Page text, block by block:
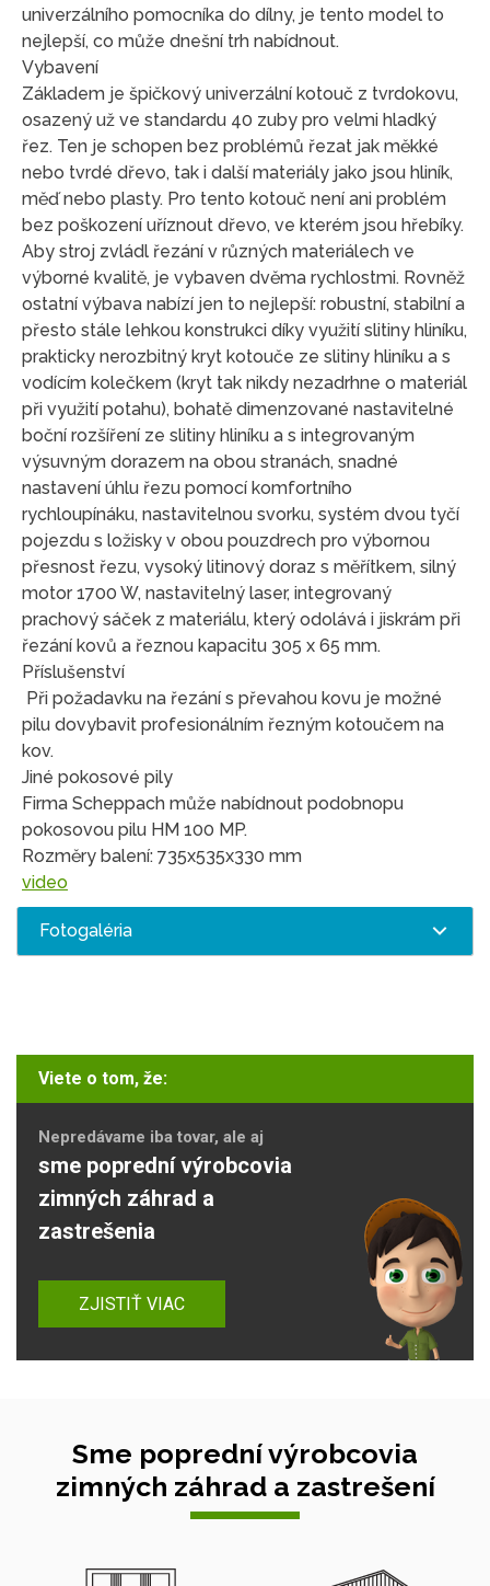
univerzálního pomocníka do dílny, je tento model to
nejlepší, co může dnešní trh nabídnout.
Vybavení
Základem je špičkový univerzální kotouč z tvrdokovu,
osazený už ve standardu 40 zuby pro velmi hladký
řez. Ten je schopen bez problémů řezat jak měkké
nebo tvrdé dřevo, tak i další materiály jako jsou hliník,
měď nebo plasty. Pro tento kotouč není ani problém
bez poškození uříznout dřevo, ve kterém jsou hřebíky.
Aby stroj zvládl řezání v různých materiálech ve
výborné kvalitě, je vybaven dvěma rychlostmi. Rovněž
ostatní výbava nabízí jen to nejlepší: robustní, stabilní a
přesto stále lehkou konstrukci díky využití slitiny hliníku,
prakticky nerozbitný kryt kotouče ze slitiny hliníku a s
vodícím kolečkem (kryt tak nikdy nezadrhne o materiál
při využití potahu), bohatě dimenzované nastavitelné
boční rozšíření ze slitiny hliníku a s integrovaným
výsuvným dorazem na obou stranách, snadné
nastavení úhlu řezu pomocí komfortního
rychloupínáku, nastavitelnou svorku, systém dvou tyčí
pojezdu s ložisky v obou pouzdrech pro výbornou
přesnost řezu, vysoký litinový doraz s měřítkem, silný
motor 1700 W, nastavitelný laser, integrovaný
prachový sáček z materiálu, který odolává i jiskrám při
řezání kovů a řeznou kapacitu 305 x 65 mm.
Příslušenství
Při požadavku na řezání s převahou kovu je možné
pilu dovybavit profesionálním řezným kotoučem na
kov.
Jiné pokosové pily
Firma Scheppach může nabídnout podobnopu
pokosovou pilu HM 100 MP.
Rozměry balení: 735x535x330 mm
video
Fotogaléria
Viete o tom, že:
Nepredávame iba tovar, ale aj
sme poprední výrobcovia
zimných záhrad a
zastrešenia
ZJISTIŤ VIAC
Sme poprední výrobcovia
zimných záhrad a zastrešení